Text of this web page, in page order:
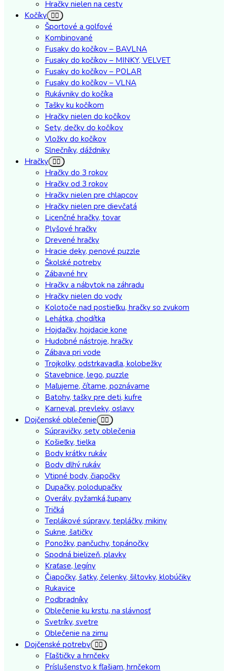
Hračky nielen na cesty
Kočíky
Športové a golfové
Kombinované
Fusaky do kočíkov – BAVLNA
Fusaky do kočíkov – MINKY, VELVET
Fusaky do kočíkov – POLAR
Fusaky do kočíkov – VLNA
Rukávniky do kočíka
Tašky ku kočíkom
Hračky nielen do kočíkov
Sety, dečky do kočíkov
Vložky do kočíkov
Slnečníky, dáždniky
Hračky
Hračky do 3 rokov
Hračky od 3 rokov
Hračky nielen pre chlapcov
Hračky nielen pre dievčatá
Licenčné hračky, tovar
Plyšové hračky
Drevené hračky
Hracie deky, penové puzzle
Školské potreby
Zábavné hry
Hračky a nábytok na záhradu
Hračky nielen do vody
Kolotoče nad postieľku, hračky so zvukom
Lehátka, chodítka
Hojdačky, hojdacie kone
Hudobné nástroje, hračky
Zábava pri vode
Trojkolky, odstrkavadla, kolobežky
Stavebnice, lego, puzzle
Maľujeme, čítame, poznávame
Batohy, tašky pre deti, kufre
Karneval, prevleky, oslavy
Dojčenské oblečenie
Súpravičky, sety oblečenia
Košieľky, tielka
Body krátky rukáv
Body dlhý rukáv
Vtipné body, čiapočky
Dupačky, polodupačky
Overály, pyžamká,župany
Tričká
Teplákové súpravy, tepláčky, mikiny
Sukne, šatičky
Ponožky, pančuchy, topánočky
Spodná bielizeň, plavky
Kraťase, legíny
Čiapočky, šatky, čelenky, šiltovky, klobúčiky
Rukavice
Podbradníky
Oblečenie ku krstu, na slávnosť
Svetríky, svetre
Oblečenie na zimu
Dojčenské potreby
Fľaštičky a hrnčeky
Príslušenstvo k fľašiam, hrnčekom